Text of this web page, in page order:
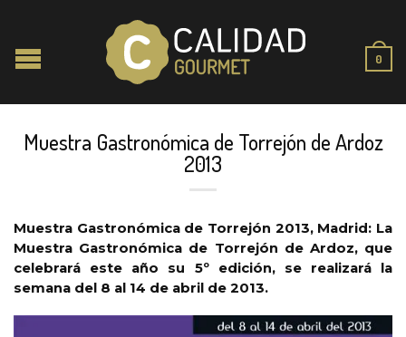
0
Muestra Gastronómica de Torrejón de Ardoz
2013
Muestra Gastronómica de Torrejón 2013, Madrid: La
Muestra Gastronómica de Torrejón de Ardoz, que
celebrará este año su 5º edición, se realizará la
semana del 8 al 14 de abril de 2013.